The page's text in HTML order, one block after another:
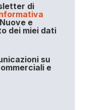
di
e
dei miei dati
su
e